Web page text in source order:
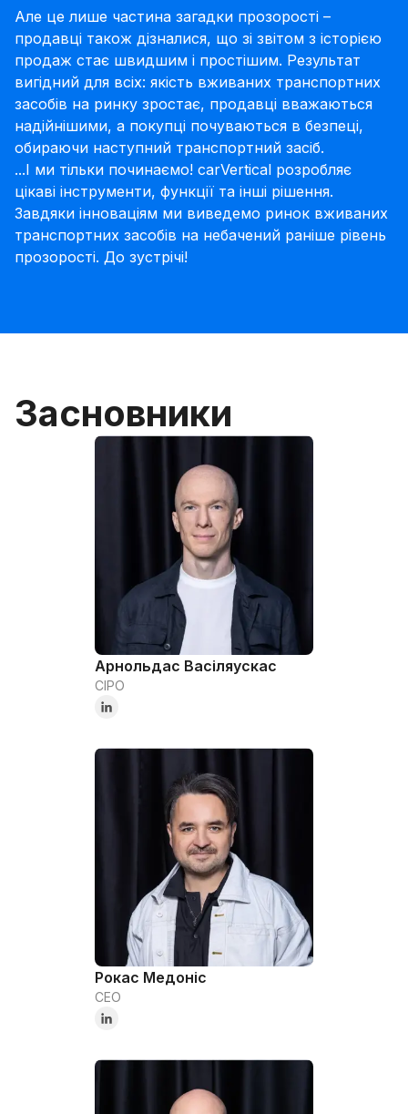
Але це лише частина загадки прозорості –
продавці також дізналися, що зі звітом з історією
продаж стає швидшим і простішим. Результат
вигідний для всіх: якість вживаних транспортних
засобів на ринку зростає, продавці вважаються
надійнішими, а покупці почуваються в безпеці,
обираючи наступний транспортний засіб.
...І ми тільки починаємо! carVertical розробляє
цікаві інструменти, функції та інші рішення.
Завдяки інноваціям ми виведемо ринок вживаних
транспортних засобів на небачений раніше рівень
прозорості. До зустрічі!
Засновники
Арнольдас Васіляускас
CIPO
Рокас Медоніс
CEO